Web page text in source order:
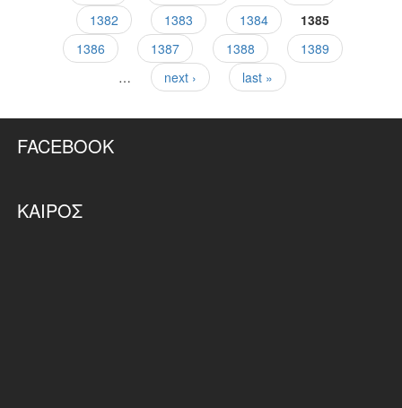
Pages
1382
1383 1384
1385
1386
1387 1388
1389
…
next › last »
FACEBOOK
ΚΑΙΡΌΣ